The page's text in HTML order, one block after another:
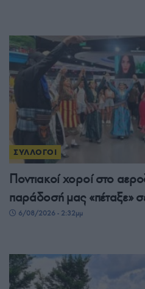
ΣΥΛΛΟΓΟΙ
Ποντιακοί χοροί στο
παράδοσή μας «πέταξε»
6/08/2026 - 2:32μμ